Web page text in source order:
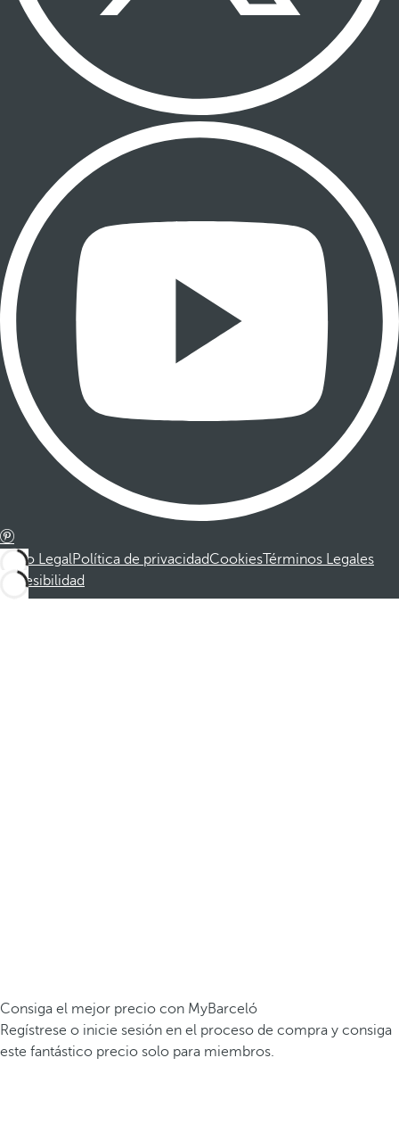
Aviso LegalPolítica de privacidadCookiesTérminos Legales
Accesibilidad
Consiga el mejor precio con MyBarceló
Regístrese o inicie sesión en el proceso de compra y consiga
este fantástico precio solo para miembros.